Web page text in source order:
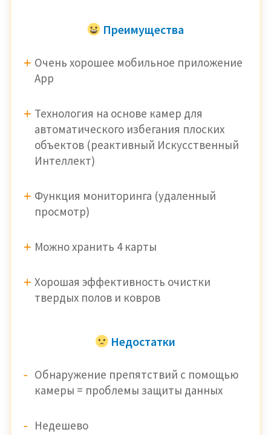
Преимущества
Очень хорошее мобильное приложение
Арр
Технология на основе камер для
автоматического избегания плоских
объектов (реактивный Искусственный
Интеллект)
Функция мониторинга (удаленный
просмотр)
Можно хранить 4 карты
Хорошая эффективность очистки
твердых полов и ковров
Недостатки
Обнаружение препятствий с помощью
камеры = проблемы защиты данных
Недешево